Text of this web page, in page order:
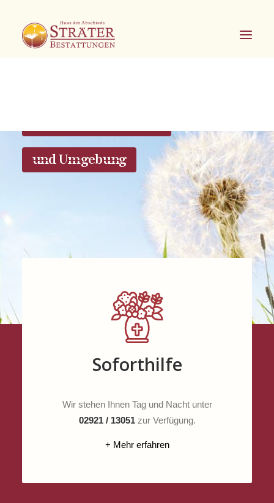
und Umgebung
Soforthilfe
Wir stehen Ihnen Tag und Nacht unter
02921 / 13051zur Verfügung.
+ Mehr erfahren